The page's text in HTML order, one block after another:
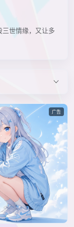
世情缘，又让多
广告